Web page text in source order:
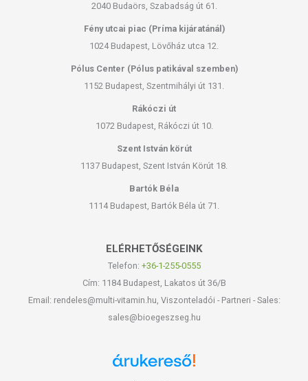
2040 Budaörs, Szabadság út 61.
Fény utcai piac (Príma kijáratánál)
1024 Budapest, Lövőház utca 12.
Pólus Center (Pólus patikával szemben)
1152 Budapest, Szentmihályi út 131.
Rákóczi út
1072 Budapest, Rákóczi út 10.
Szent István körút
1137 Budapest, Szent István Körút 18.
Bartók Béla
1114 Budapest, Bartók Béla út 71.
ELÉRHETŐSÉGEINK
Telefon: +36-1-255-0555
Cím: 1184 Budapest, Lakatos út 36/B
Email: rendeles@multi-vitamin.hu, Viszonteladói - Partneri - Sales:
sales@bioegeszseg.hu